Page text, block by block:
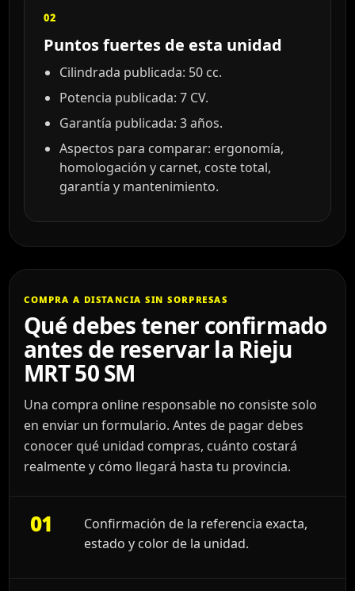
02
Puntos fuertes de esta unidad
Cilindrada publicada: 50 cc.
Potencia publicada: 7 CV.
Garantía publicada: 3 años.
Aspectos para comparar: ergonomía,
homologación y carnet, coste total,
garantía y mantenimiento.
COMPRA A DISTANCIA SIN SORPRESAS
Qué debes tener confirmado
antes de reservar la Rieju
MRT 50 SM
Una compra online responsable no consiste solo
en enviar un formulario. Antes de pagar debes
conocer qué unidad compras, cuánto costará
realmente y cómo llegará hasta tu provincia.
01
Confirmación de la referencia exacta,
estado y color de la unidad.